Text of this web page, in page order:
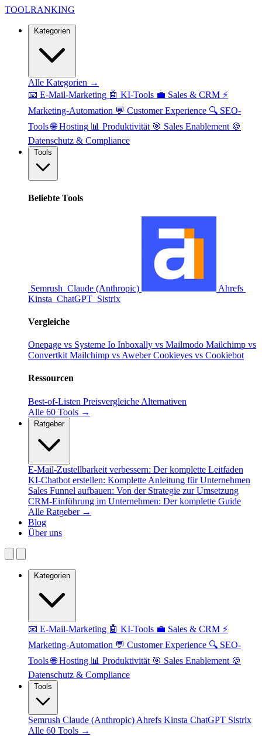
TOOLRANKING
Alle Kategorien →
📧 E-Mail-Marketing 🤖 KI-Tools 💼 Sales & CRM ⚡
Marketing-Automation 💬 Customer Experience 🔍 SEO-
Tools 🌐 Hosting 📊 Produktivität 🎯 Sales Enablement 🍪
Datenschutz & Compliance
Beliebte Tools
Semrush Claude (Anthropic)
Ahrefs
Kinsta ChatGPT Sistrix
Vergleiche
Onepage vs Systeme Io Inboxally vs Mailmodo Mailchimp vs
Convertkit Mailchimp vs AweberCookieyes vs Cookiebot
Ressourcen
Best-of-Listen Preisvergleiche Alternativen
Alle 60 Tools →
Ratgeber
E-Mail-Zustellbarkeit verbessern: Der komplette Leitfaden
KI-Chatbot erstellen: Komplette Anleitung für Unternehmen
Sales Funnel aufbauen: Von der Strategie zur Umsetzung
CRM-Einführung im Unternehmen: Der komplette Guide
Alle Ratgeber →
Blog
Über uns
📧 E-Mail-Marketing 🤖 KI-Tools 💼 Sales & CRM ⚡
Marketing-Automation 💬 Customer Experience 🔍 SEO-
Tools🌐 Hosting 📊 Produktivität 🎯 Sales Enablement 🍪
Datenschutz & Compliance
Semrush Claude (Anthropic) Ahrefs Kinsta ChatGPT Sistrix
Alle 60 Tools →